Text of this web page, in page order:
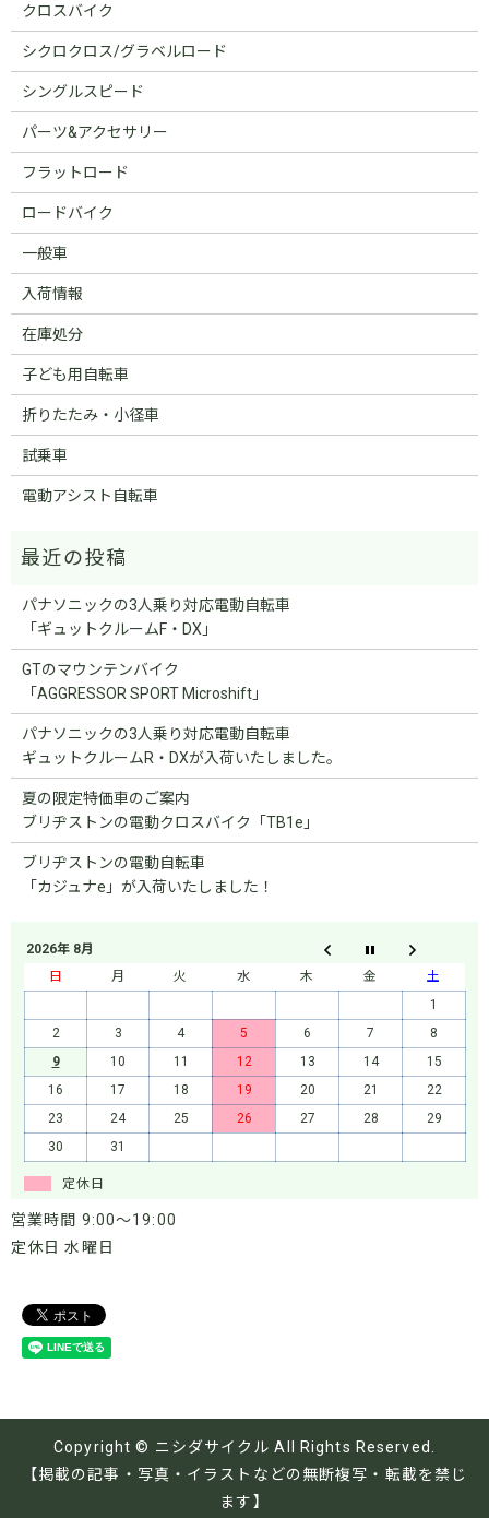
クロスバイク
シクロクロス/グラベルロード
シングルスピード
パーツ&アクセサリー
フラットロード
ロードバイク
一般車
入荷情報
在庫処分
子ども用自転車
折りたたみ・小径車
試乗車
電動アシスト自転車
パナソニックの3人乗り対応電動自転車
「ギュットクルームF・DX」
GTのマウンテンバイク
「AGGRESSOR SPORT Microshift」
パナソニックの3人乗り対応電動自転車
ギュットクルームR・DXが入荷いたしました。
夏の限定特価車のご案内
ブリヂストンの電動クロスバイク「TB1e」
ブリヂストンの電動自転車
「カジュナe」が入荷いたしました！
2026年 8月
日
月 火 水 木 金
土
1
2
3 4 5 6 7
8
9
10 11 12 13 14
15
16
17 18 19 20 21
22
23
24 25 26 27 28
29
30
31
定休日
営業時間 9:00～19:00
定休日 水曜日
Copyright © ニシダサイクル All Rights Reserved.
【掲載の記事・写真・イラストなどの無断複写・転載を禁じ
ます】